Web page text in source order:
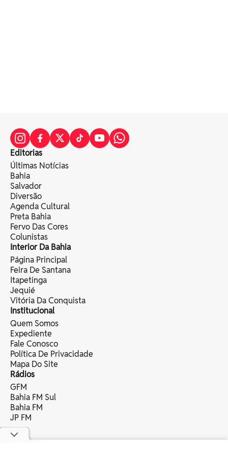
Editorias
Últimas Notícias
Bahia
Salvador
Diversão
Agenda Cultural
Preta Bahia
Fervo Das Cores
Colunistas
Interior Da Bahia
Página Principal
Feira De Santana
Itapetinga
Jequié
Vitória Da Conquista
Institucional
Quem Somos
Expediente
Fale Conosco
Política De Privacidade
Mapa Do Site
Rádios
GFM
Bahia FM Sul
Bahia FM
JP FM